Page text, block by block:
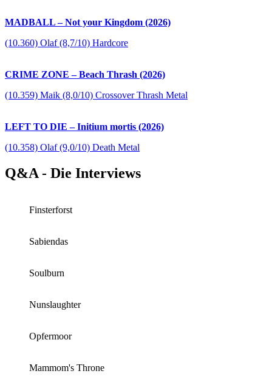
MADBALL – Not your Kingdom (2026)
(10.360) Olaf (8,7/10) Hardcore
CRIME ZONE – Beach Thrash (2026)
(10.359) Maik (8,0/10) Crossover Thrash Metal
LEFT TO DIE – Initium mortis (2026)
(10.358) Olaf (9,0/10) Death Metal
Q&A - Die Interviews
Finsterforst
Sabiendas
Soulburn
Nunslaughter
Opfermoor
Mammom's Throne